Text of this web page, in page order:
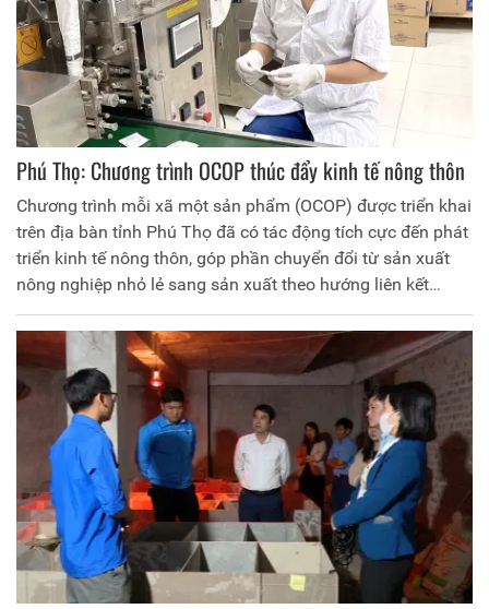
Phú Thọ: Chương trình OCOP thúc đẩy kinh tế nông thôn
Chương trình mỗi xã một sản phẩm (OCOP) được triển khai
trên địa bàn tỉnh Phú Thọ đã có tác động tích cực đến phát
triển kinh tế nông thôn, góp phần chuyển đổi từ sản xuất
nông nghiệp nhỏ lẻ sang sản xuất theo hướng liên kết
chuỗi giá trị, theo tiêu chuẩn, quy chuẩn, có truy xuất
nguồn gốc và theo nhu cầu thị trường, tạo nên hướng đi
mới, hiện đại, hiệu quả hơn trong sản xuất, kinh doanh giúp
kinh tế nông thôn phát triển bền vững.